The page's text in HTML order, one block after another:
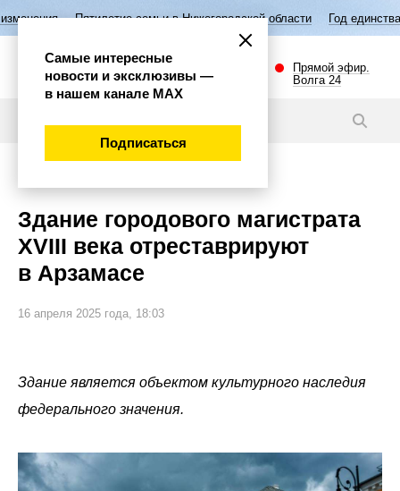
семьи в Нижегородской области Год единства народов России
Прямой эфир.
Волга 24
Здание городового магистрата
XVIII века отреставрируют
в Арзамасе
16 апреля 2025 года, 18:03
Здание является объектом культурного наследия
федерального значения.
Самые интересные
новости и эксклюзивы —
в нашем канале МАХ
Подписаться